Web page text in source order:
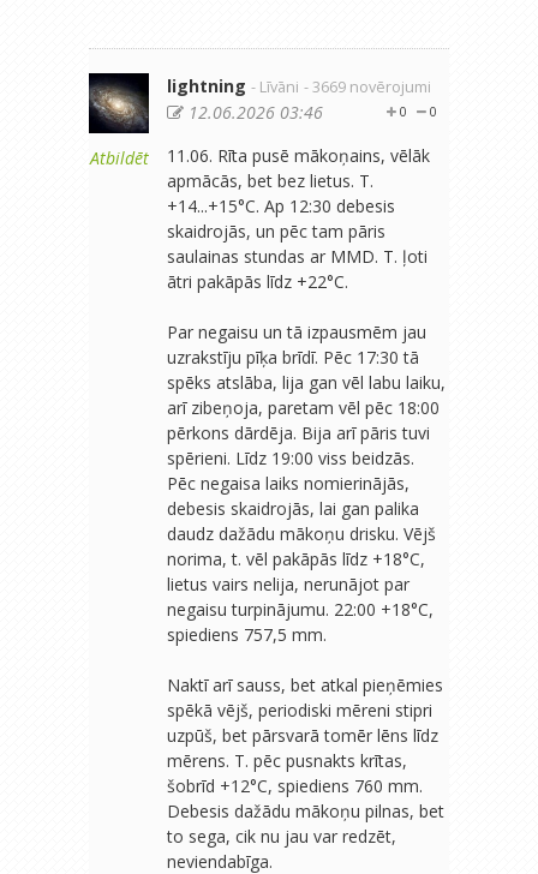
Atbildēt
lightning - Līvāni - 3669 novērojumi
0
0
12.06.2026 03:46
11.06. Rīta pusē mākoņains, vēlāk
apmācās, bet bez lietus. T.
+14...+15°C. Ap 12:30 debesis
skaidrojās, un pēc tam pāris
saulainas stundas ar MMD. T. ļoti
ātri pakāpās līdz +22°C.
Par negaisu un tā izpausmēm jau
uzrakstīju pīķa brīdī. Pēc 17:30 tā
spēks atslāba, lija gan vēl labu laiku,
arī zibeņoja, paretam vēl pēc 18:00
pērkons dārdēja. Bija arī pāris tuvi
spērieni. Līdz 19:00 viss beidzās.
Pēc negaisa laiks nomierinājās,
debesis skaidrojās, lai gan palika
daudz dažādu mākoņu drisku. Vējš
norima, t. vēl pakāpās līdz +18°C,
lietus vairs nelija, nerunājot par
negaisu turpinājumu. 22:00 +18°C,
spiediens 757,5 mm.
Naktī arī sauss, bet atkal pieņēmies
spēkā vējš, periodiski mēreni stipri
uzpūš, bet pārsvarā tomēr lēns līdz
mērens. T. pēc pusnakts krītas,
šobrīd +12°C, spiediens 760 mm.
Debesis dažādu mākoņu pilnas, bet
to sega, cik nu jau var redzēt,
neviendabīga.